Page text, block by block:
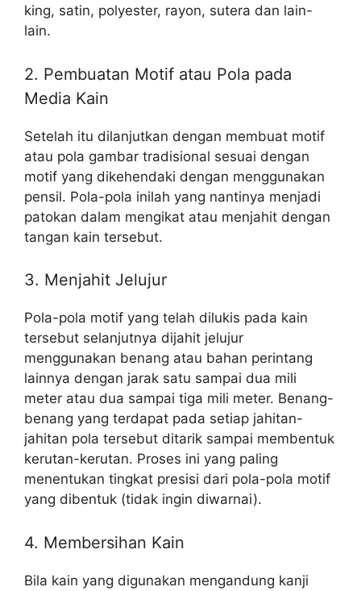
king, satin, polyester, rayon, sutera dan lain-
lain.
2. Pembuatan Motif atau Pola pada
Media Kain
Setelah itu dilanjutkan dengan membuat motif
atau pola gambar tradisional sesuai dengan
motif yang dikehendaki dengan menggunakan
pensil. Pola-pola inilah yang nantinya menjadi
patokan dalam mengikat atau menjahit dengan
tangan kain tersebut.
3. Menjahit Jelujur
Pola-pola motif yang telah dilukis pada kain
tersebut selanjutnya dijahit jelujur
menggunakan benang atau bahan perintang
lainnya dengan jarak satu sampai dua mili
meter atau dua sampai tiga mili meter. Benang-
benang yang terdapat pada setiap jahitan-
jahitan pola tersebut ditarik sampai membentuk
kerutan-kerutan. Proses ini yang paling
menentukan tingkat presisi dari pola-pola motif
yang dibentuk (tidak ingin diwarnai).
4. Membersihan Kain
Bila kain yang digunakan mengandung kanji